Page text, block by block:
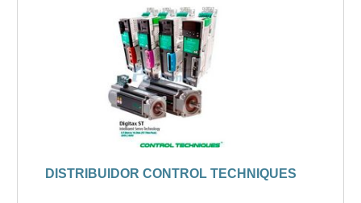
DISTRIBUIDOR CONTROL TECHNIQUES